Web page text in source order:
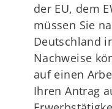
der EU, dem
müssen Sie
Deutschland
Nachweise
auf einen
Ihren Antrag